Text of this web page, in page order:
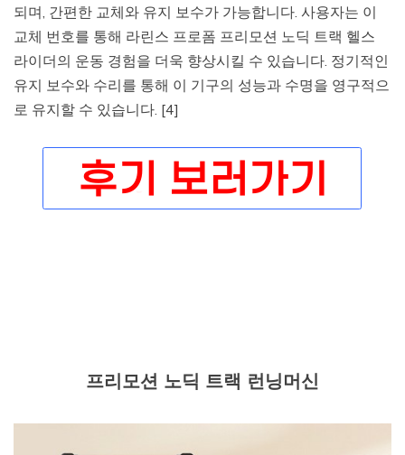
되며, 간편한 교체와 유지 보수가 가능합니다. 사용자는 이
교체 번호를 통해 라린스 프로폼 프리모션 노딕 트랙 헬스
라이더의 운동 경험을 더욱 향상시킬 수 있습니다. 정기적인
유지 보수와 수리를 통해 이 기구의 성능과 수명을 영구적으
로 유지할 수 있습니다. [4]
프리모션 노딕 트랙 런닝머신